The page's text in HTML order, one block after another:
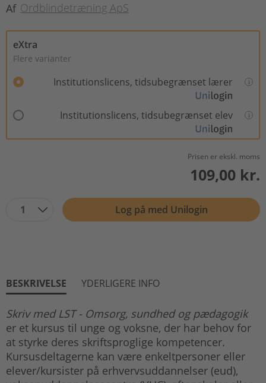
Af Ordblindetræning ApS
eXtra
Flere varianter
Institutionslicens, tidsubegrænset lærer
Institutionslicens, tidsubegrænset elev
Prisen er ekskl. moms
109,00 kr.
1 Log på med Unilogin
BESKRIVELSE YDERLIGERE INFO
Skriv med LST - Omsorg, sundhed og pædagogik
er et kursus til unge og voksne, der har behov for
at styrke deres skriftsproglige kompetencer.
Kursusdeltagerne kan være enkeltpersoner eller
elever/kursister på erhvervsuddannelser (eud),